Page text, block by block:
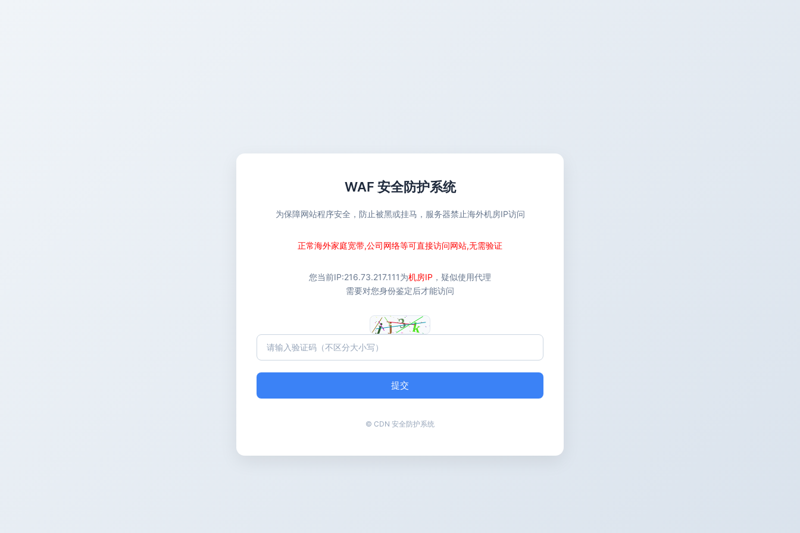
WAF 安全防护系统
为保障网站程序安全，防止被黑或挂马，服务器禁止海外机房IP访问
正常海外家庭宽带,公司网络等可直接访问网站,无需验证
您当前IP:216.73.217.111为机房IP ，疑似使用代理
需要对您身份鉴定后才能访问
提交
© CDN 安全防护系统